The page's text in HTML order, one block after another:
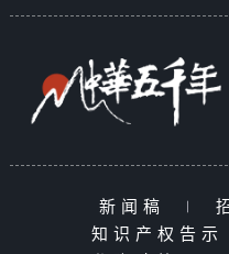
新闻稿 |
知识产权告示